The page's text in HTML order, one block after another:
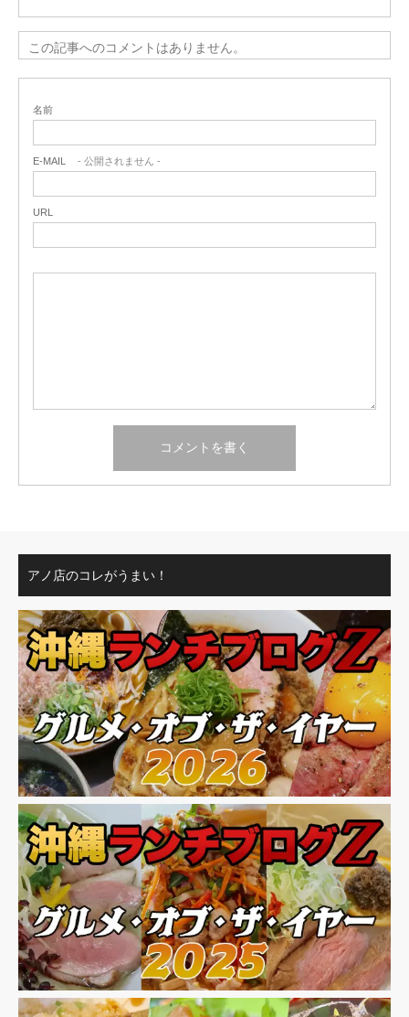
この記事へのコメントはありません。
名前
E-MAIL - 公開されません -
URL
アノ店のコレがうまい！